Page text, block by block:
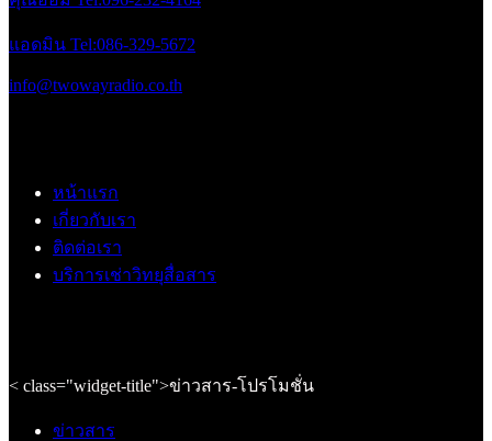
แอดมิน Tel:086-329-5672
info@twowayradio.co.th
หน้าแรก
เกี่ยวกับเรา
ติดต่อเรา
บริการเช่าวิทยุสื่อสาร
< class="widget-title">ข่าวสาร-โปรโมชั่น
ข่าวสาร